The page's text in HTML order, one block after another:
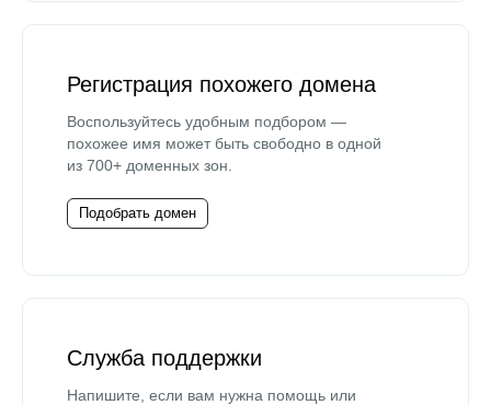
Регистрация похожего домена
Воспользуйтесь удобным подбором —
похожее имя может быть свободно в одной
из 700+ доменных зон.
Подобрать домен
Служба поддержки
Напишите, если вам нужна помощь или